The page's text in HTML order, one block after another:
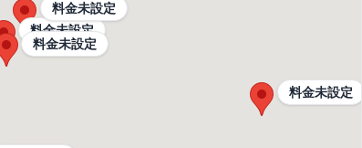
料金未設定
料金未設定
料金未設定
料金未設定